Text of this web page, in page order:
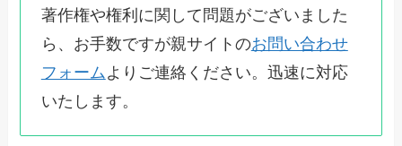
著作権や権利に関して問題がございました
ら、お手数ですが親サイトのお問い合わせ
フォーム よりご連絡ください。迅速に対応
いたします。